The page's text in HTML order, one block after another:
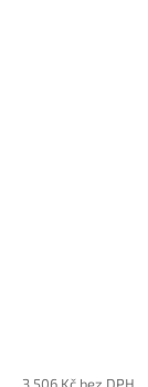
3 506 Kč bez DPH